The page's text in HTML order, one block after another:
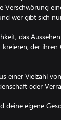
Verschwörung
wer gibt sich
das
der
einer Vielzahl
oder
deine eigene